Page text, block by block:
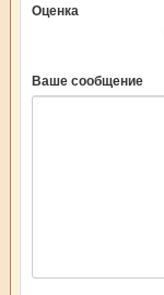
Оценка
Ваше сообщение